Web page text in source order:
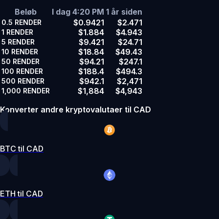
Beløb
I dag 4:20 PM 1 år siden
0.5 RENDER $0.9421 $2.471
1 RENDER $1.884 $4.943
5 RENDER $9.421 $24.71
10 RENDER $18.84 $49.43
50 RENDER $94.21 $247.1
100 RENDER $188.4 $494.3
500 RENDER $942.1 $2,471
1,000 RENDER $1,884
$4,943
Konverter andre kryptovalutaer til CAD
BTC til CAD
ETH til CAD